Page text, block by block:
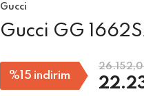
Gucci
Gucci GG
%15 indirim